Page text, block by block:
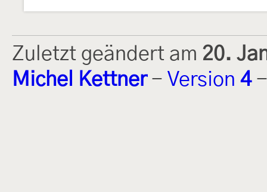
Zuletzt geändert am 20.
Michel Kettner- Version 4